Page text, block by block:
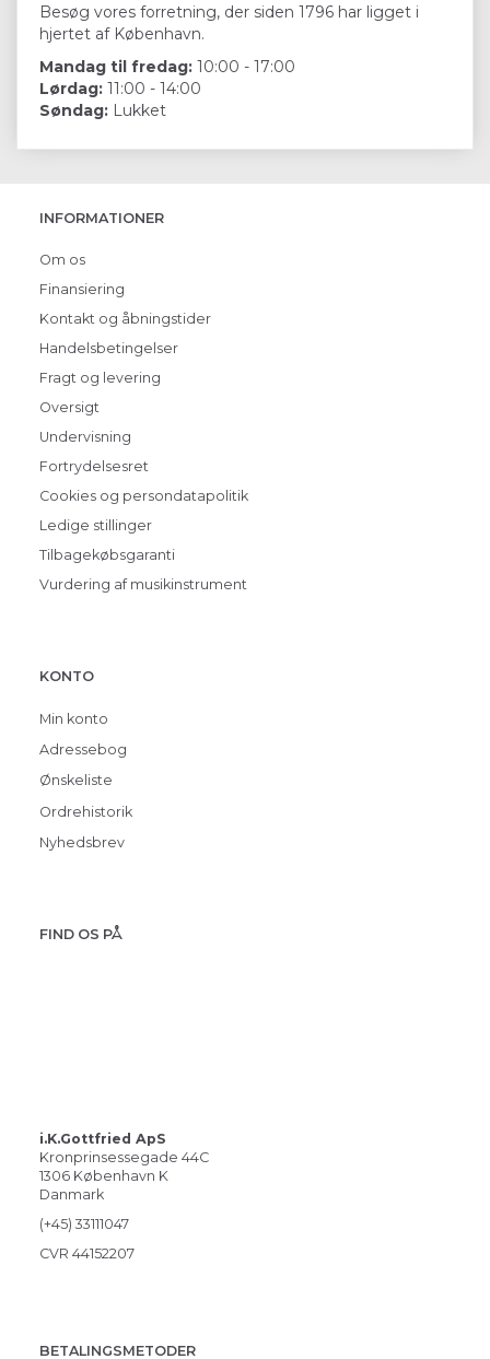
Besøg vores forretning, der siden 1796 har ligget i
hjertet af København.
Mandag til fredag: 10:00 - 17:00
Lørdag: 11:00 - 14:00
Søndag: Lukket
INFORMATIONER
Om os
Finansiering
Kontakt og åbningstider
Handelsbetingelser
Fragt og levering
Oversigt
Undervisning
Fortrydelsesret
Cookies og persondatapolitik
Ledige stillinger
Tilbagekøbsgaranti
Vurdering af musikinstrument
KONTO
Min konto
Adressebog
Ønskeliste
Ordrehistorik
Nyhedsbrev
FIND OS PÅ
i.K.Gottfried ApS
Kronprinsessegade 44C
1306 København K
Danmark
(+45) 33111047
CVR 44152207
BETALINGSMETODER